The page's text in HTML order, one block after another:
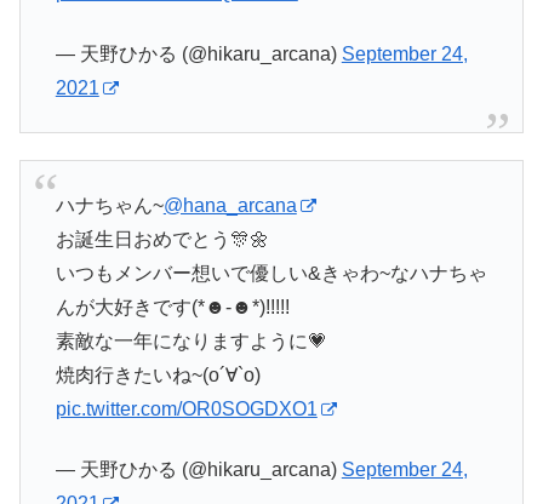
— 天野ひかる (@hikaru_arcana) September 24,
2021
ハナちゃん~@hana_arcana
お誕生日おめでとう🎊🌼
いつもメンバー想いで優しい&きゃわ~なハナちゃ
んが大好きです(*☻-☻*)!!!!!
素敵な一年になりますように💗
焼肉行きたいね~(о´∀`о)
pic.twitter.com/OR0SOGDXO1
— 天野ひかる (@hikaru_arcana) September 24,